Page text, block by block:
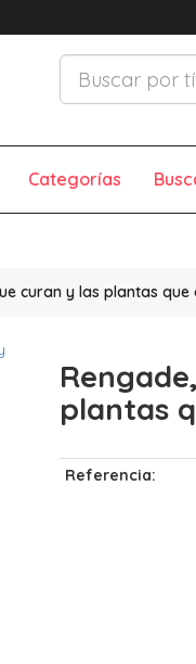
Categorías
curan y las plantas que
plantas
Referencia: